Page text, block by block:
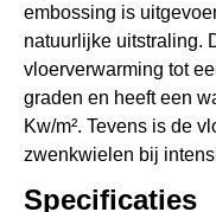
embossing is
natuurlijke uitstraling.
vloerverwarming tot
graden en heeft een
Kw/m². Tevens is de
zwenkwielen bij
Specificaties